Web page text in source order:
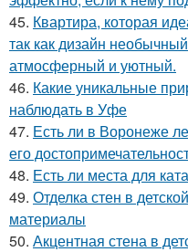
45. Квартира, которая
так как дизайн
атмосферный и уютный.
46. Какие уникальные
наблюдать в Уфе
47. Есть ли в Воронеже
его
48. Есть ли места для
49. Отделка стен в
материалы
50. Акцентная стена в